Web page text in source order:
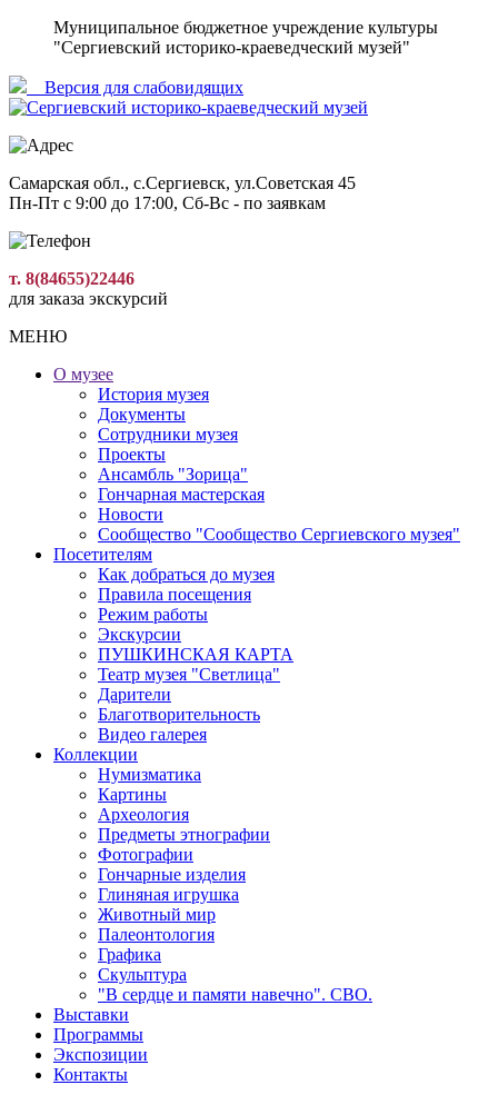
Муниципальное бюджетное учреждение культуры
"Сергиевский историко-краеведческий музей"
Версия для слабовидящиx
Самарская обл., с.Сергиевск, ул.Советская 45
Пн-Пт с 9:00 до 17:00, Сб-Вс - по заявкам
т. 8(84655)22446
для заказа экскурсий
МЕНЮ
О музее
История музея
Документы
Сотрудники музея
Проекты
Ансамбль "Зорица"
Гончарная мастерская
Новости
Сообщество "Сообщество Сергиевского музея"
Посетителям
Как добраться до музея
Правила посещения
Режим работы
Экскурсии
ПУШКИНСКАЯ КАРТА
Театр музея "Светлица"
Дарители
Благотворительность
Видео галерея
Коллекции
Нумизматика
Картины
Археология
Предметы этнографии
Фотографии
Гончарные изделия
Глиняная игрушка
Животный мир
Палеонтология
Графика
Скульптура
"В сердце и памяти навечно". СВО.
Выставки
Программы
Экспозиции
Контакты